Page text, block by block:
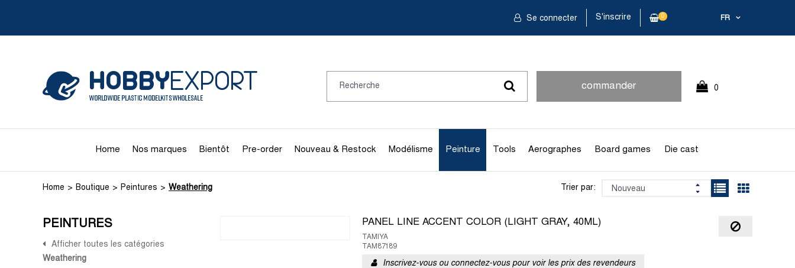
FR
Se connecter S'inscrire 0
commander 0
Home Nos marques Bientôt Pre-order Nouveau & Restock Modélisme Peinture Tools Aerographes Board games Die cast
Home Boutique Peintures Weathering Trier par:
PEINTURES
Afficher toutes les catégories
Weathering
PANEL LINE ACCENT COLOR (LIGHT GRAY, 40ML)
TAMIYA
TAM87189
Inscrivez-vous ou connectez-vous pour voir les prix des revendeurs